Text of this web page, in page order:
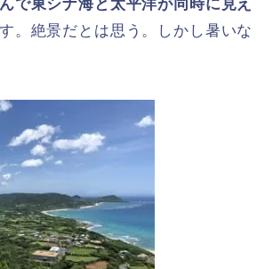
で東シナ海と太平洋が同時に見え
。絶景だとは思う。しかし暑いな